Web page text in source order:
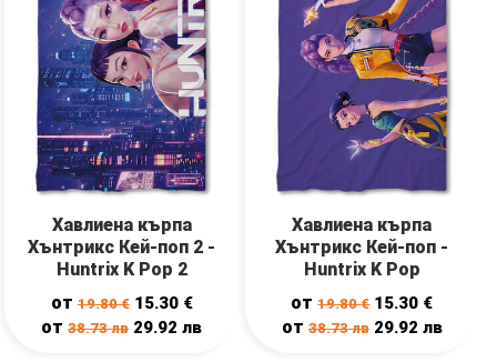
Хавлиена кърпа
Хънтрикс Кей-поп 2 -
Huntrix K Pop 2
от19.80€ 15.30 €
от38.73лв 29.92лв
Хавлиена кърпа
Хънтрикс Кей-поп -
Huntrix K Pop
от19.80€ 15.30 €
от 38.73лв 29.92 лв